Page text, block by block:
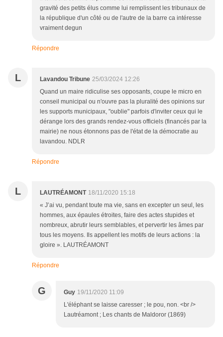
gravité des petits élus comme lui remplissent les tribunaux de
la république d'un côté ou de l'autre de la barre ca intéresse
vraiment degun
Répondre
L Lavandou Tribune 25/03/2024 12:26
Quand un maire ridiculise ses opposants, coupe le micro en
conseil municipal ou n'ouvre pas la pluralité des opinions sur
les supports municipaux, "oublie" parfois d'inviter ceux qui le
dérange lors des grands rendez-vous officiels (financés par la
mairie) ne nous étonnons pas de l'état de la démocratie au
lavandou. NDLR
Répondre
L LAUTRÉAMONT 18/11/2020 15:18
« J’ai vu, pendant toute ma vie, sans en excepter un seul, les
hommes, aux épaules étroites, faire des actes stupides et
nombreux, abrutir leurs semblables, et pervertir les âmes par
tous les moyens. Ils appellent les motifs de leurs actions : la
gloire ». LAUTRÉAMONT
Répondre
G Guy 19/11/2020 11:09
L'éléphant se laisse caresser ; le pou, non. <br />
Lautréamont ; Les chants de Maldoror (1869)